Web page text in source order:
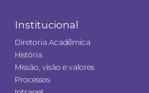
Institucional
Diretoria Acadêmica
História
Missão, visão e valores
Processos